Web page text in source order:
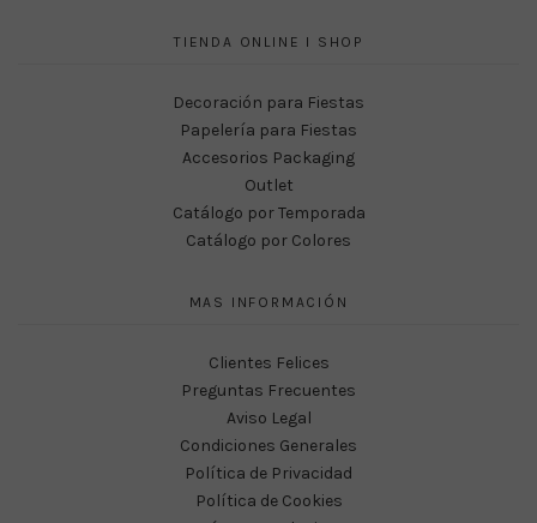
TIENDA ONLINE I SHOP
Decoración para Fiestas
Papelería para Fiestas
Accesorios Packaging
Outlet
Catálogo por Temporada
Catálogo por Colores
MAS INFORMACIÓN
Clientes Felices
Preguntas Frecuentes
Aviso Legal
Condiciones Generales
Política de Privacidad
Política de Cookies